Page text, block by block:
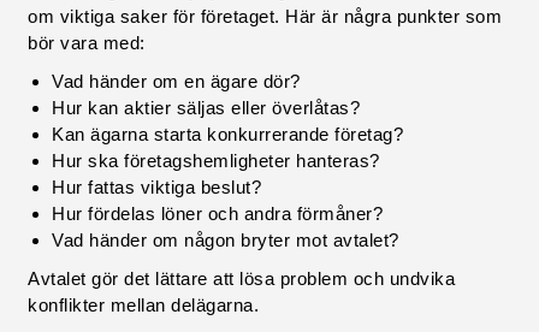
om viktiga saker för företaget. Här är några punkter som
bör vara med:
Vad händer om en ägare dör?
Hur kan aktier säljas eller överlåtas?
Kan ägarna starta konkurrerande företag?
Hur ska företagshemligheter hanteras?
Hur fattas viktiga beslut?
Hur fördelas löner och andra förmåner?
Vad händer om någon bryter mot avtalet?
Avtalet gör det lättare att lösa problem och undvika
konflikter mellan delägarna.